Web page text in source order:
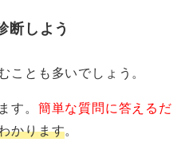
究経験が即戦力とみなされ
解決の訓練として言語化で
断しよう
ことも多いでしょう。
す。 簡単な質問に答えるだ
かります。